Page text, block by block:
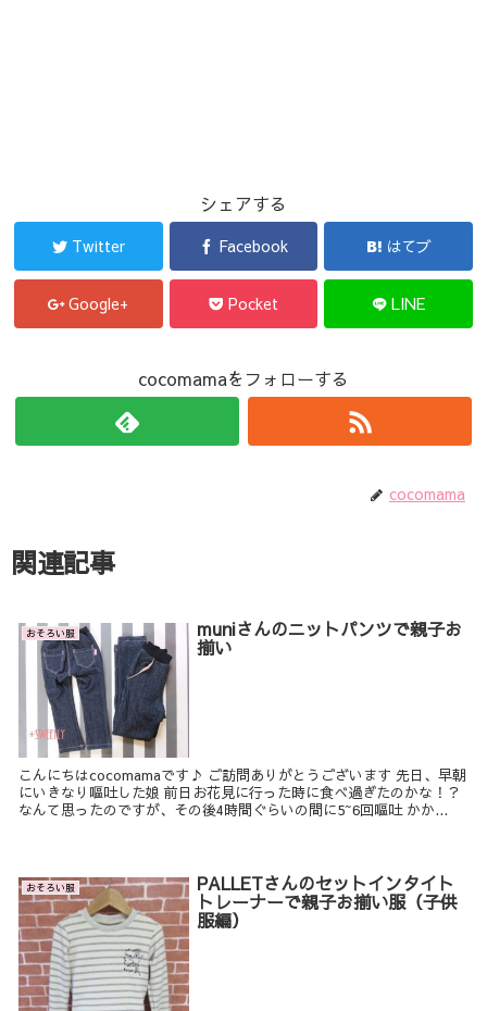
シェアする
Twitter Facebook はてブ
Google+ Pocket LINE
cocomamaをフォローする
cocomama
関連記事
おそろい服 muniさんのニットパンツで親子お
揃い
こんにちはcocomamaです♪ ご訪問ありがとうございます 先日、早朝
にいきなり嘔吐した娘 前日お花見に行った時に食べ過ぎたのかな！？
なんて思ったのですが、その後4時間ぐらいの間に5~6回嘔吐 かか...
おそろい服 PALLETさんのセットインタイト
トレーナーで親子お揃い服（子供
服編）